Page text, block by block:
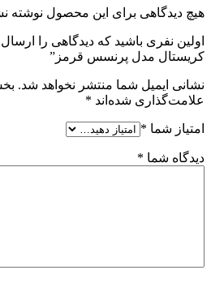
هیچ دیدگاهی برای این محصول نوشته
اولین نفری باشید که دیدگاهی را
کریستال مدل پرنسس قرمز”
نشانی ایمیل شما منتشر نخواهد شد.
علامت‌گذاری شده‌اند *
امتیاز شما *
دیدگاه شما *